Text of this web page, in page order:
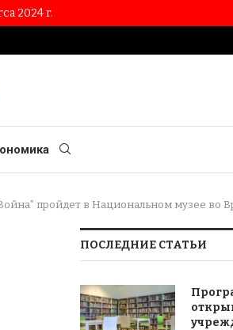
2024 r.
пройдет в Национальном музее во
ПОСЛЕДНИЕ СТАТЬИ